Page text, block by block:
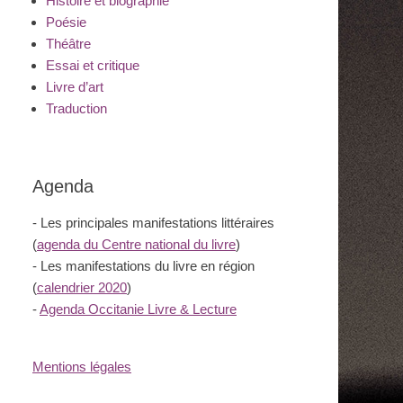
Poésie
Théâtre
Essai et critique
Livre d’art
Traduction
Agenda
- Les principales manifestations littéraires
(agenda du Centre national du livre)
- Les manifestations du livre en région
(calendrier 2020)
-Agenda Occitanie Livre & Lecture
Mentions légales